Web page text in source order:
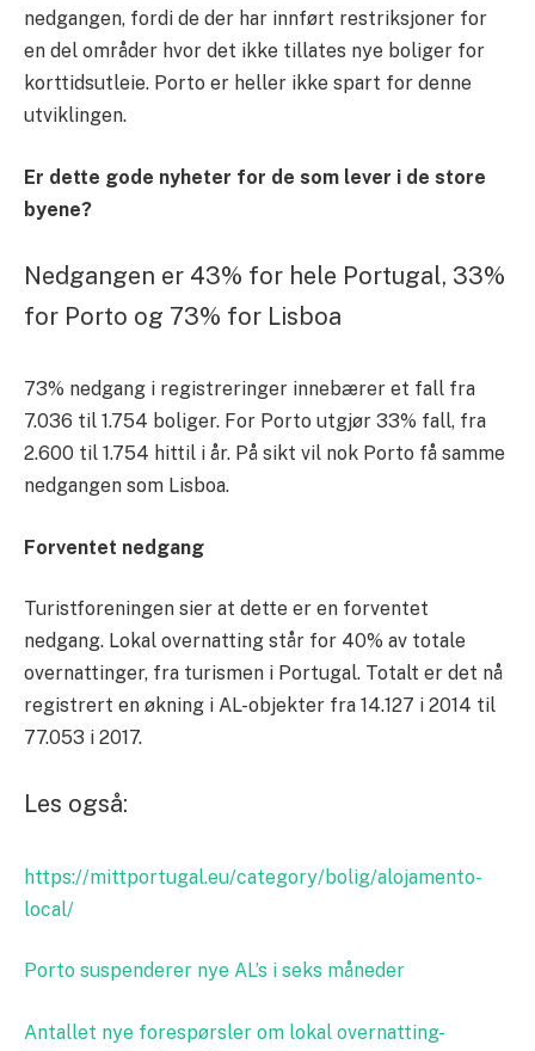
nedgangen, fordi de der har innført restriksjoner for
en del områder hvor det ikke tillates nye boliger for
korttidsutleie. Porto er heller ikke spart for denne
utviklingen.
Er dette gode nyheter for de som lever i de store
byene?
Nedgangen er 43% for hele Portugal, 33%
for Porto og 73% for Lisboa
73% nedgang i registreringer innebærer et fall fra
7.036 til 1.754 boliger. For Porto utgjør 33% fall, fra
2.600 til 1.754 hittil i år. På sikt vil nok Porto få samme
nedgangen som Lisboa.
Forventet nedgang
Turistforeningen sier at dette er en forventet
nedgang. Lokal overnatting står for 40% av totale
overnattinger, fra turismen i Portugal. Totalt er det nå
registrert en økning i AL-objekter fra 14.127 i 2014 til
77.053 i 2017.
Les også:
https://mittportugal.eu/category/bolig/alojamento-
local/
Porto suspenderer nye AL’s i seks måneder
Antallet nye forespørsler om lokal overnatting-